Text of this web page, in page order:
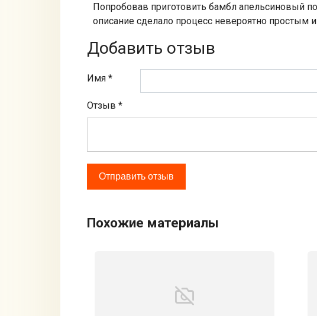
Попробовав приготовить бамбл апельсиновый
описание сделало процесс невероятно
Добавить отзыв
Имя *
Отзыв *
Похожие материалы